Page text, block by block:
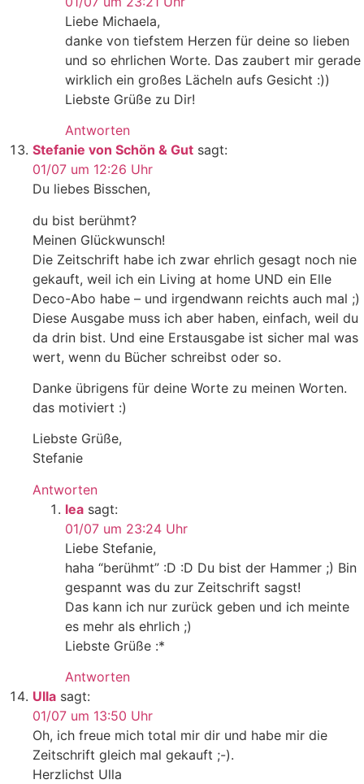
Liebe Michaela,
danke von tiefstem Herzen für deine so lieben
und so ehrlichen Worte. Das zaubert mir gerade
wirklich ein großes Lächeln aufs Gesicht :))
Liebste Grüße zu Dir!
Antworten
Stefanie von Schön & Gut sagt:
01/07 um 12:26 Uhr
Du liebes Bisschen,
du bist berühmt?
Meinen Glückwunsch!
Die Zeitschrift habe ich zwar ehrlich gesagt noch nie
gekauft, weil ich ein Living at home UND ein Elle
Deco-Abo habe – und irgendwann reichts auch mal ;)
Diese Ausgabe muss ich aber haben, einfach, weil du
da drin bist. Und eine Erstausgabe ist sicher mal was
wert, wenn du Bücher schreibst oder so.
Danke übrigens für deine Worte zu meinen Worten.
das motiviert :)
Liebste Grüße,
Stefanie
Antworten
lea sagt:
01/07 um 23:24 Uhr
Liebe Stefanie,
haha “berühmt” :D :D Du bist der Hammer ;) Bin
gespannt was du zur Zeitschrift sagst!
Das kann ich nur zurück geben und ich meinte
es mehr als ehrlich ;)
Liebste Grüße :*
Antworten
Ulla sagt:
01/07 um 13:50 Uhr
Oh, ich freue mich total mir dir und habe mir die
Zeitschrift gleich mal gekauft ;-).
Herzlichst Ulla